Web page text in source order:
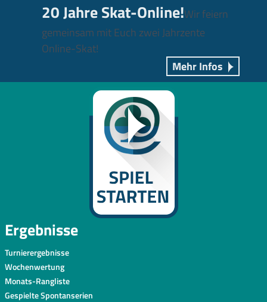
20 Jahre Skat-Online!Wir feiern
gemeinsam mit Euch zwei Jahrzente
Online-Skat!
Mehr Infos
Ergebnisse
Turnierergebnisse
Wochenwertung
Monats-Rangliste
Gespielte Spontanserien